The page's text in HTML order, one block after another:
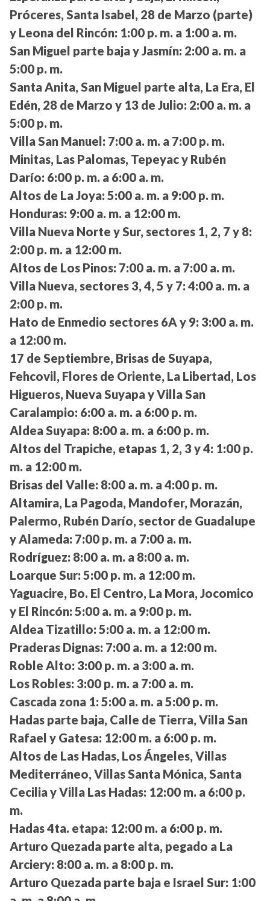
Próceres, Santa Isabel, 28 de Marzo (parte)
y Leona del Rincón: 1:00 p. m. a 1:00 a. m.
San Miguel parte baja y Jasmín: 2:00 a. m. a
5:00 p. m.
Santa Anita, San Miguel parte alta, La Era, El
Edén, 28 de Marzo y 13 de Julio: 2:00 a. m. a
5:00 p. m.
Villa San Manuel: 7:00 a. m. a 7:00 p. m.
Minitas, Las Palomas, Tepeyac y Rubén
Darío: 6:00 p. m. a 6:00 a. m.
Altos de La Joya: 5:00 a. m. a 9:00 p. m.
Honduras: 9:00 a. m. a 12:00 m.
Villa Nueva Norte y Sur, sectores 1, 2, 7 y 8:
2:00 p. m. a 12:00 m.
Altos de Los Pinos: 7:00 a. m. a 7:00 a. m.
Villa Nueva, sectores 3, 4, 5 y 7: 4:00 a. m. a
2:00 p. m.
Hato de Enmedio sectores 6A y 9: 3:00 a. m.
a 12:00 m.
17 de Septiembre, Brisas de Suyapa,
Fehcovil, Flores de Oriente, La Libertad, Los
Higueros, Nueva Suyapa y Villa San
Caralampio: 6:00 a. m. a 6:00 p. m.
Aldea Suyapa: 8:00 a. m. a 6:00 p. m.
Altos del Trapiche, etapas 1, 2, 3 y 4: 1:00 p.
m. a 12:00 m.
Brisas del Valle: 8:00 a. m. a 4:00 p. m.
Altamira, La Pagoda, Mandofer, Morazán,
Palermo, Rubén Darío, sector de Guadalupe
y Alameda: 7:00 p. m. a 7:00 a. m.
Rodríguez: 8:00 a. m. a 8:00 a. m.
Loarque Sur: 5:00 p. m. a 12:00 m.
Yaguacire, Bo. El Centro, La Mora, Jocomico
y El Rincón: 5:00 a. m. a 9:00 p. m.
Aldea Tizatillo: 5:00 a. m. a 12:00 m.
Praderas Dignas: 7:00 a. m. a 12:00 m.
Roble Alto: 3:00 p. m. a 3:00 a. m.
Los Robles: 3:00 p. m. a 7:00 a. m.
Cascada zona 1: 5:00 a. m. a 5:00 p. m.
Hadas parte baja, Calle de Tierra, Villa San
Rafael y Gatesa: 12:00 m. a 6:00 p. m.
Altos de Las Hadas, Los Ángeles, Villas
Mediterráneo, Villas Santa Mónica, Santa
Cecilia y Villa Las Hadas: 12:00 m. a 6:00 p.
m.
Hadas 4ta. etapa: 12:00 m. a 6:00 p. m.
Arturo Quezada parte alta, pegado a La
Arciery: 8:00 a. m. a 8:00 p. m.
Arturo Quezada parte baja e Israel Sur: 1:00